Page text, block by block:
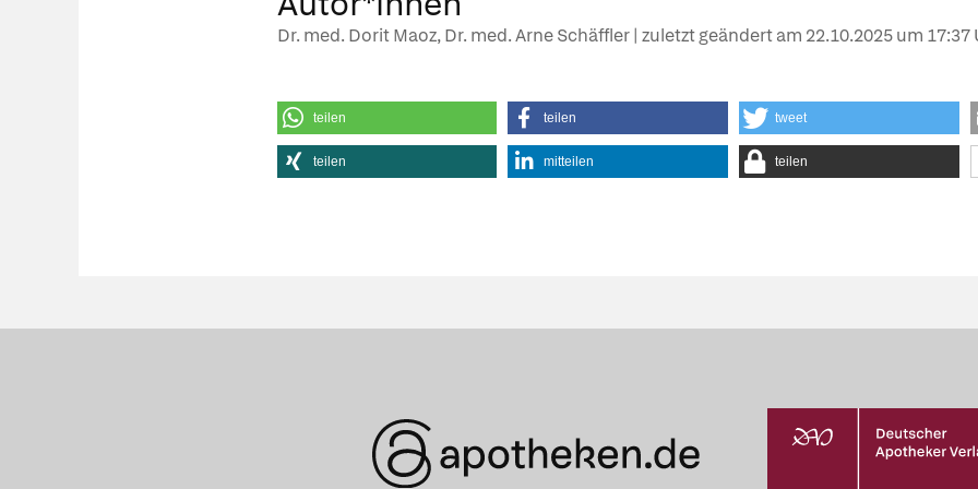
Dr. med. Dorit Maoz, Dr. med. Arne Schäffler | zuletzt geändert am 22.10.2025um 17:37
teilen teilen tweet
teilen mitteilen teilen